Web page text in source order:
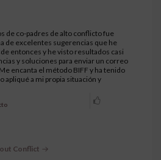
de co-padres de alto conflicto fue
de excelentes sugerencias que he
entonces y he visto resultados casi
y soluciones para enviar un correo
encanta el método BIFF y ha tenido
apliqué a mi propia situación y
Conflict